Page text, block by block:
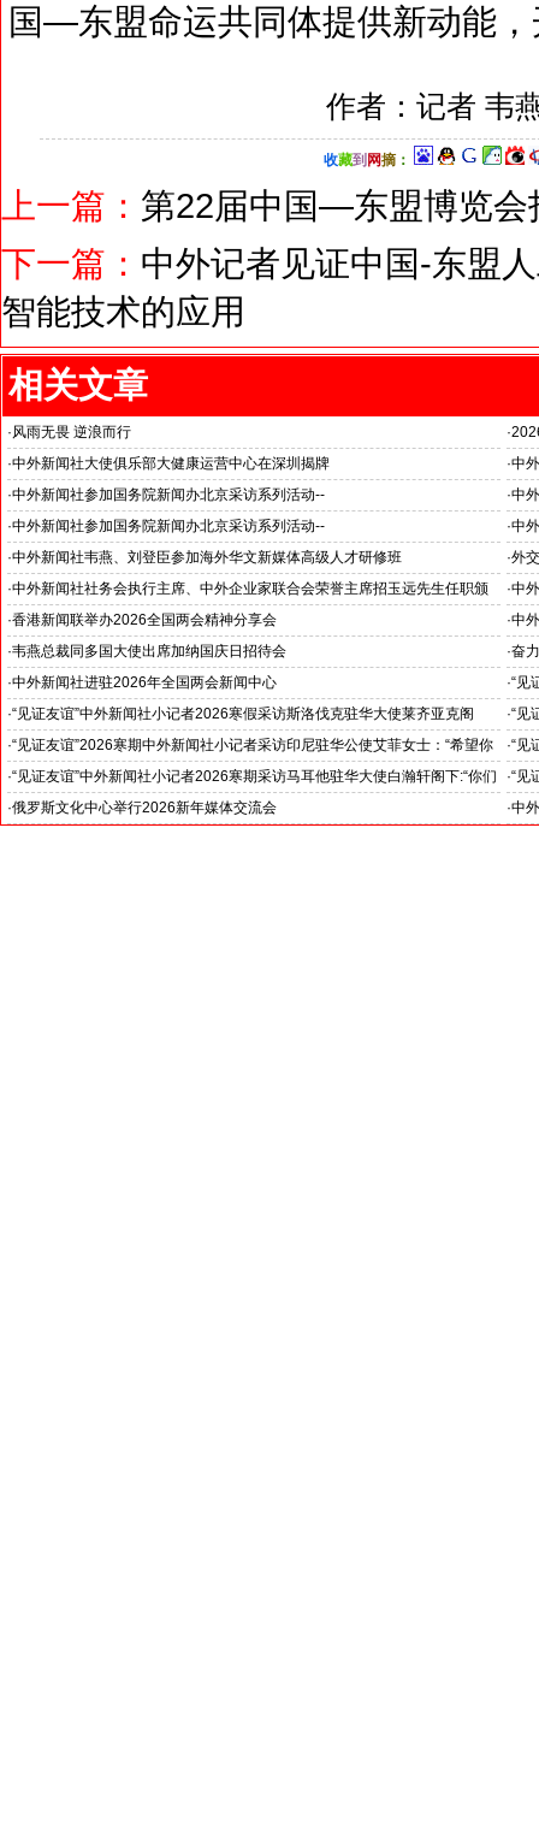
国—东盟命运共同体提供新动能
作者：记者 韦
收藏到 网摘：
上一篇： 第22届中国—东盟博览会
下一篇： 中外记者见证中国-东盟
智能技术的应用
相关文章
·风雨无畏 逆浪而行
旭日应急救援队硬核抗巴“威风”护平安
·
国
·中外新闻社大使俱乐部大健康运营中心在深圳揭牌 ·中
推
·中外新闻社参加国务院新闻办北京采访系列活动--
“科技创新和产业创新”中外记者见面会
·中
见
·中外新闻社参加国务院新闻办北京采访系列活动--
小米汽车超越国际品牌
·中
北
·中外新闻社韦燕、刘登臣参加海外华文新媒体高级人才研修班 ·外
·中外新闻社社务会执行主席、中外企业家联合会荣誉主席招玉远先生任职颁
证仪式在香港举行
·中
·香港新闻联举办2026全国两会精神分享会 ·中
对
·韦燕总裁同多国大使出席加纳国庆日招待会 ·奋
--中
·中外新闻社进驻2026年全国两会新闻中心 ·“见
斯
官)”
·“见证友谊”中外新闻社小记者2026寒假采访斯洛伐克驻华大使莱齐亚克阁
下：“希望斯中两国青少年成为推动中斯关系开启新篇章”
·“见
十
·“见证友谊”2026寒期中外新闻社小记者采访印尼驻华公使艾菲女士：“希望你
们将来成为印尼和中国文化交流的使者”
·“见
奥
·“见证友谊”中外新闻社小记者2026寒期采访马耳他驻华大使白瀚轩阁下:“你们
就是中国未来的新闻发言人”
·“见
罗斯
·俄罗斯文化中心举行2026新年媒体交流会 ·中